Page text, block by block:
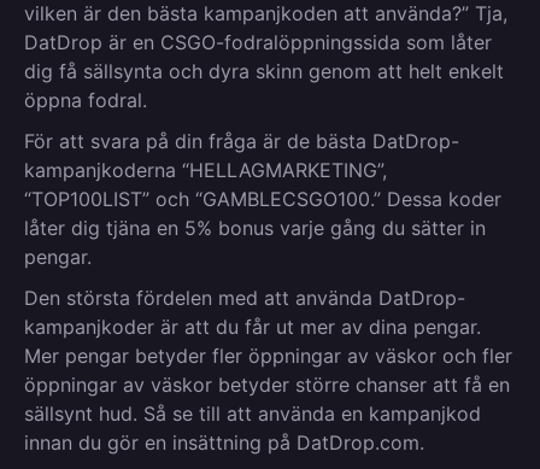
vilken är den bästa kampanjkoden att använda?” Tja,
DatDrop är en CSGO-fodralöppningssida som låter
dig få sällsynta och dyra skinn genom att helt enkelt
öppna fodral.
För att svara på din fråga är de bästa DatDrop-
kampanjkoderna “HELLAGMARKETING”,
“TOP100LIST” och “GAMBLECSGO100.” Dessa koder
låter dig tjäna en 5% bonus varje gång du sätter in
pengar.
Den största fördelen med att använda DatDrop-
kampanjkoder är att du får ut mer av dina pengar.
Mer pengar betyder fler öppningar av väskor och fler
öppningar av väskor betyder större chanser att få en
sällsynt hud. Så se till att använda en kampanjkod
innan du gör en insättning på DatDrop.com.